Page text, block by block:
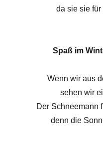
da sie sie
Spaß im
Wenn wir aus
sehen wir
Der Schneemann
denn die